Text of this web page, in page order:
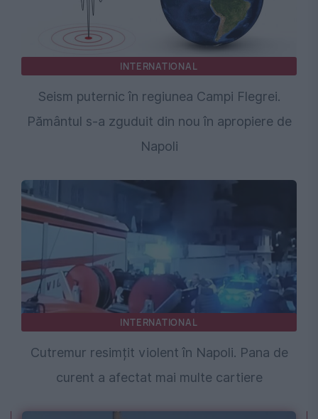
INTERNATIONAL
Seism puternic în regiunea Campi Flegrei.
Pământul s-a zguduit din nou în apropiere de
Napoli
INTERNATIONAL
Cutremur resimțit violent în Napoli. Pana de
curent a afectat mai multe cartiere